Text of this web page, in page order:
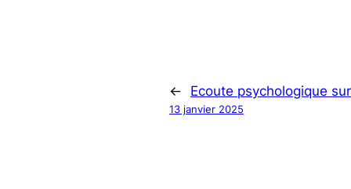
← Ecoute psychologique
13 janvier 2025